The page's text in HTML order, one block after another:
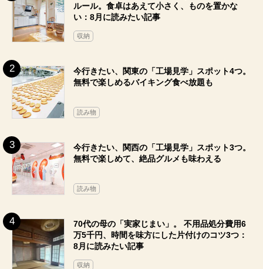
ルール。食卓はあえて小さく、ものを置かな
い：8月に読みたい記事
収納
今行きたい、関東の「工場見学」スポット4つ。
無料で楽しめるバイキング食べ放題も
読み物
今行きたい、関西の「工場見学」スポット3つ。
無料で楽しめて、絶品グルメも味わえる
読み物
70代の母の「実家じまい」。 不用品処分費用6
万5千円、時間を味方にした片付けのコツ3つ：
8月に読みたい記事
収納